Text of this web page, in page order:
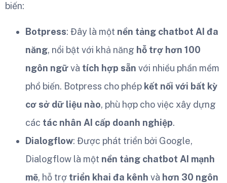
biến:
Botpress: Đây là một nền tảng chatbot AI đa
năng, nổi bật với khả năng hỗ trợ hơn 100
ngôn ngữvà tích hợp sẵn với nhiều phần mềm
phổ biến. Botpress cho phép kết nối với bất kỳ
cơ sở dữ liệu nào, phù hợp cho việc xây dựng
các tác nhân AI cấp doanh nghiệp.
Dialogflow: Được phát triển bởi Google,
Dialogflow là một nền tảng chatbot AI mạnh
mẽ, hỗ trợ triển khai đa kênh và hơn 30 ngôn